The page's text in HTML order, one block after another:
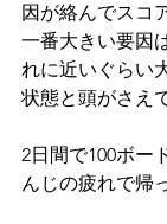
因が絡んでスコ
一番大きい要因
れに近いぐらい
状態と頭がさえ
2日間で100ボー
んじの疲れで帰